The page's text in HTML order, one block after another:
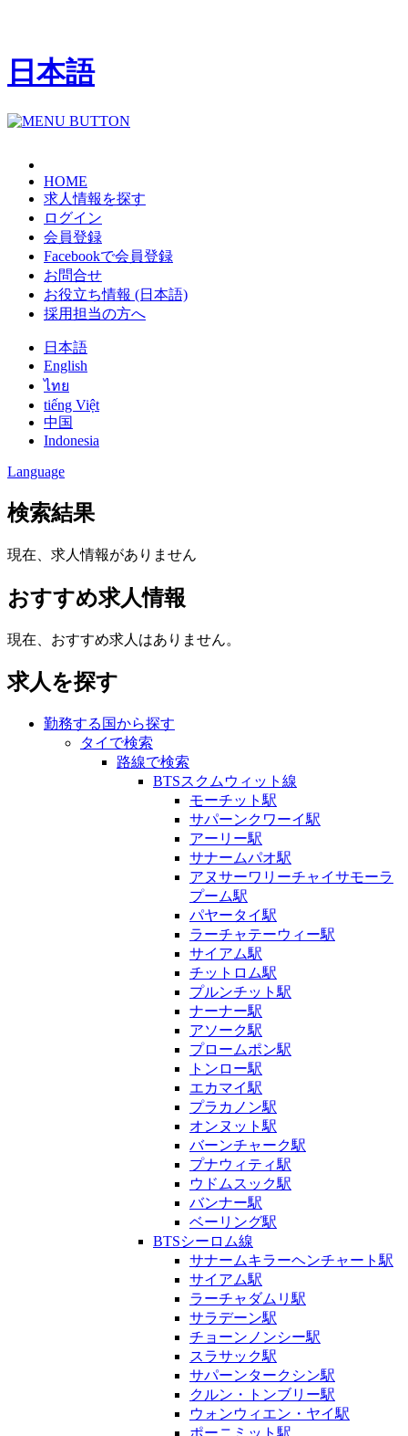
日本語
HOME
求人情報を探す
ログイン
会員登録
Facebookで会員登録
お問合せ
お役立ち情報 (日本語)
採用担当の方へ
日本語
English
ไทย
tiếng Việt
中国
Indonesia
Language
検索結果
現在、求人情報がありません
おすすめ求人情報
現在、おすすめ求人はありません。
求人を探す
勤務する国から探す
タイで検索
路線で検索
BTSスクムウィット線
モーチット駅
サパーンクワーイ駅
アーリー駅
サナームパオ駅
アヌサーワリーチャイサモーラ
プーム駅
パヤータイ駅
ラーチャテーウィー駅
サイアム駅
チットロム駅
プルンチット駅
ナーナー駅
アソーク駅
プロームポン駅
トンロー駅
エカマイ駅
プラカノン駅
オンヌット駅
バーンチャーク駅
プナウィティ駅
ウドムスック駅
バンナー駅
ベーリング駅
BTSシーロム線
サナームキラーヘンチャート駅
サイアム駅
ラーチャダムリ駅
サラデーン駅
チョーンノンシー駅
スラサック駅
サパーンタークシン駅
クルン・トンブリー駅
ウォンウィエン・ヤイ駅